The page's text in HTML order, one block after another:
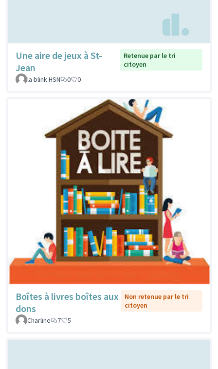
Une aire de jeux à St-
Jean
Retenue par le tri
citoyen
la blink HSN
0 0
Boîtes à livres boîtes aux
dons
Non retenue par le tri
citoyen
Charline
7 5